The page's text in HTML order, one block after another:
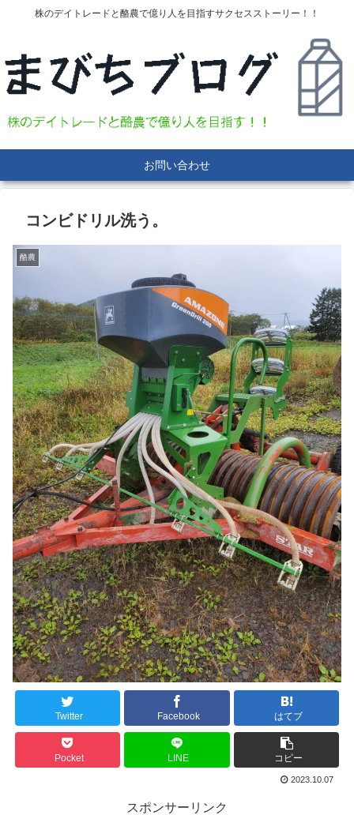
株のデイトレードと酪農で億り人を目指すサクセスストーリー！！
お問い合わせ
コンビドリル洗う。
酪農
Twitter Facebook はてブ
Pocket LINE コピー
2023.10.07
スポンサーリンク